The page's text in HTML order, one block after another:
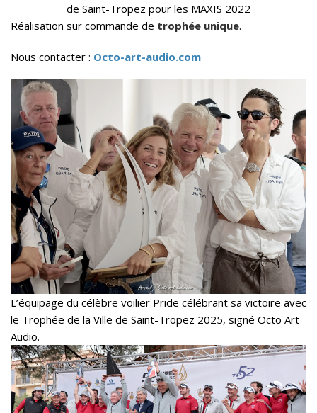
de Saint-Tropez pour les MAXIS 2022
Réalisation sur commande de trophée unique.
Nous contacter : Octo-art-audio.com
L’équipage du célèbre voilier Pride célébrant sa victoire avec
le Trophée de la Ville de Saint-Tropez 2025, signé Octo Art
Audio.